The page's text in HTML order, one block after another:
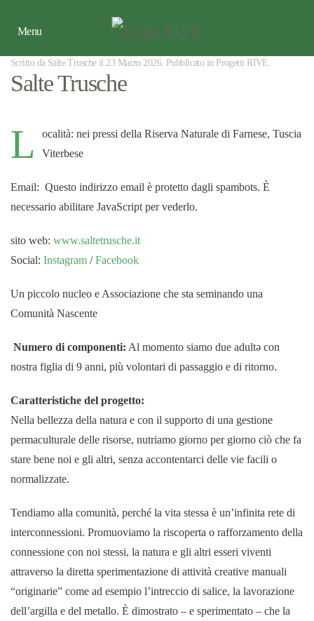
Menu
Scritto da Salte Trusche il23 Marzo 2026. Pubblicato in Progetti RIVE.
Salte Trusche
L
ocalità: nei pressi della Riserva Naturale di Farnese, Tuscia
Viterbese
Email: Questo indirizzo email è protetto dagli spambots. È
necessario abilitare JavaScript per vederlo.
sito web: www.saltetrusche.it
Social: Instagram /Facebook
Un piccolo nucleo e Associazione che sta seminando una
Comunità Nascente
Numero di componenti: Al momento siamo due adultə con
nostra figlia di 9 anni, più volontari di passaggio e di ritorno.
Caratteristiche del progetto:
Nella bellezza della natura e con il supporto di una gestione
permaculturale delle risorse, nutriamo giorno per giorno ciò che fa
stare bene noi e gli altri, senza accontentarci delle vie facili o
normalizzate.
Tendiamo alla comunità, perché la vita stessa è un’infinita rete di
interconnessioni. Promuoviamo la riscoperta o rafforzamento della
connessione con noi stessi, la natura e gli altri esseri viventi
attraverso la diretta sperimentazione di attività creative manuali
“originarie” come ad esempio l’intreccio di salice, la lavorazione
dell’argilla e del metallo. È dimostrato – e sperimentato – che la